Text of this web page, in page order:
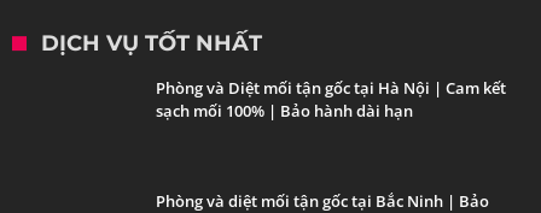
DỊCH VỤ TỐT NHẤT
Phòng và Diệt mối tận gốc tại Hà Nội | Cam kết
sạch mối 100% | Bảo hành dài hạn
Phòng và diệt mối tận gốc tại Bắc Ninh | Bảo